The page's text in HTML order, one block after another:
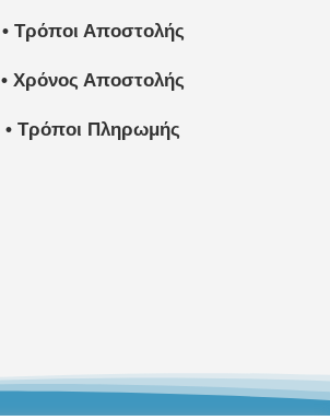
• Τρόποι Αποστολής
• Χρόνος Αποστολής
• Τρόποι Πληρωμής